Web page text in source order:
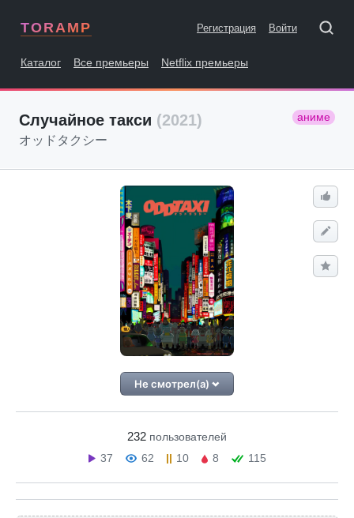
TORAMP Регистрация Войти
Каталог Все премьеры Netflix премьеры
Случайное такси (2021) аниме
オッドタクシー
Не смотрел(а)
232 пользователей
37
62 10 8 115